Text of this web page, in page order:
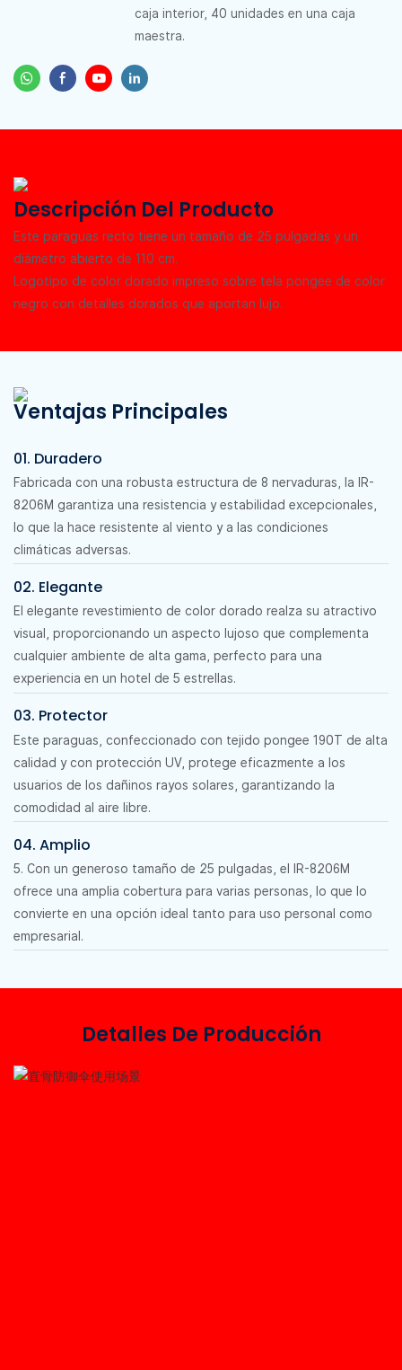
caja interior, 40 unidades en una caja
maestra.
Descripción Del Producto
Este paraguas recto tiene un tamaño de 25 pulgadas y un
diámetro abierto de 110 cm.
Logotipo de color dorado impreso sobre tela pongee de color
negro con detalles dorados que aportan lujo.
Ventajas Principales
01. Duradero
Fabricada con una robusta estructura de 8 nervaduras, la IR-
8206M garantiza una resistencia y estabilidad excepcionales,
lo que la hace resistente al viento y a las condiciones
climáticas adversas.
02. Elegante
El elegante revestimiento de color dorado realza su atractivo
visual, proporcionando un aspecto lujoso que complementa
cualquier ambiente de alta gama, perfecto para una
experiencia en un hotel de 5 estrellas.
03. Protector
Este paraguas, confeccionado con tejido pongee 190T de alta
calidad y con protección UV, protege eficazmente a los
usuarios de los dañinos rayos solares, garantizando la
comodidad al aire libre.
04. Amplio
5. Con un generoso tamaño de 25 pulgadas, el IR-8206M
ofrece una amplia cobertura para varias personas, lo que lo
convierte en una opción ideal tanto para uso personal como
empresarial.
Detalles De Producción